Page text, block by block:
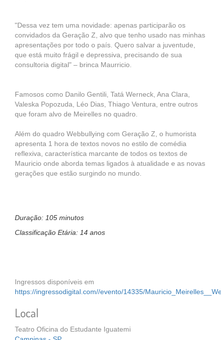
"Dessa vez tem uma novidade: apenas participarão os
convidados da Geração Z, alvo que tenho usado nas minhas
apresentações por todo o país. Quero salvar a juventude,
que está muito frágil e depressiva, precisando de sua
consultoria digital" – brinca Maurricio.
Famosos como Danilo Gentili, Tatá Werneck, Ana Clara,
Valeska Popozuda, Léo Dias, Thiago Ventura, entre outros
que foram alvo de Meirelles no quadro.
Além do quadro Webbullying com Geração Z, o humorista
apresenta 1 hora de textos novos no estilo de comédia
reflexiva, característica marcante de todos os textos de
Mauricio onde aborda temas ligados à atualidade e as novas
gerações que estão surgindo no mundo.
Duração: 105 minutos
Classificação Etária: 14 anos
Ingressos disponíveis em
https://ingressodigital.com//evento/14335/
Local
Teatro Oficina do Estudante Iguatemi